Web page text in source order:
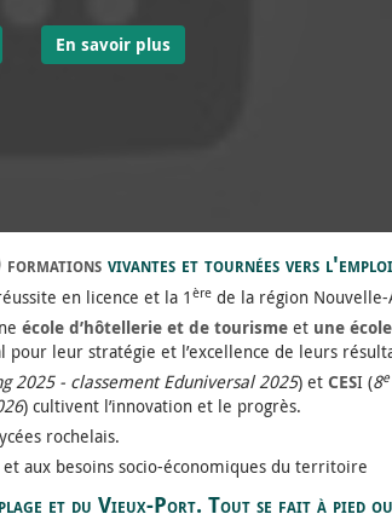
En savoir plus
formationsvivantes et tournées vers
en licence et la 1 ère de la région
école d’hôtellerie et de tourisme et une
leur stratégie et l’excellence de leurs
2025 - classement Eduniversal 2025) et CESI (8e
) cultivent l’innovation et le progrès.
rochelais.
aux besoins socio-économiques du territoire
et du Vieux-Port. Tout se fait à pied